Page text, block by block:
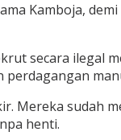
Kamboja,
secara ilegal
Mereka sudah
henti.